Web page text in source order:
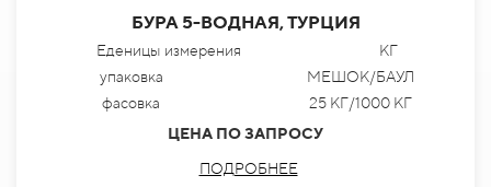
БУРА 5-ВОДНАЯ, ТУРЦИЯ
Еденицы измерения
КГ
упаковка
МЕШОК/БАУЛ
фасовка
25 КГ/1000 КГ
ЦЕНА ПО ЗАПРОСУ
ПОДРОБНЕЕ